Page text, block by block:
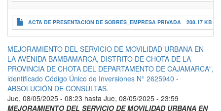
ACTA DE PRESENTACION DE SOBRES_EMPRESA PRIVADA 208.17 KB
MEJORAMIENTO DEL SERVICIO DE MOVILIDAD URBANA EN
LA AVENIDA BAMBAMARCA, DISTRITO DE CHOTA DE LA
PROVINCIA DE CHOTA DEL DEPARTAMENTO DE CAJAMARCA",
identificado Código Único de Inversiones N° 2625940 -
ABSOLUCIÓN DE CONSULTAS.
Jue, 08/05/2025 - 08:23 hasta Jue, 08/05/2025 - 23:59
MEJORAMIENTO DEL SERVICIO DE MOVILIDAD URBANA EN